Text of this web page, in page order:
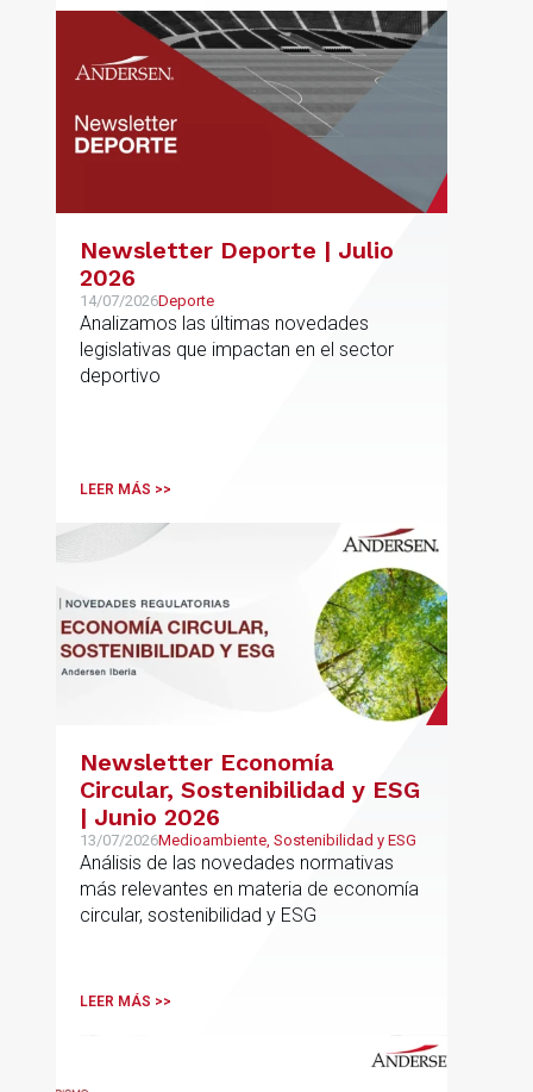
Newsletter Deporte | Julio
2026
14/07/2026Deporte
Analizamos las últimas novedades
legislativas que impactan en el sector
deportivo
LEER MÁS >>
Newsletter Economía
Circular, Sostenibilidad y ESG
| Junio 2026
13/07/2026Medioambiente, Sostenibilidad y ESG
Análisis de las novedades normativas
más relevantes en materia de economía
circular, sostenibilidad y ESG
LEER MÁS >>